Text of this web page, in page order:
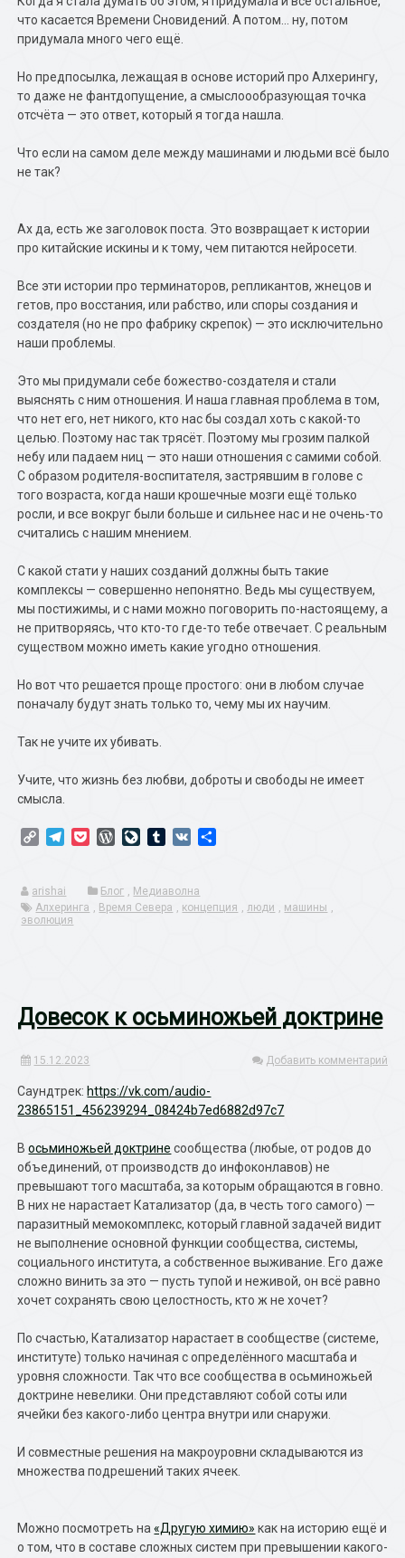
что касается Времени Сновидений. А потом… ну, потом
придумала много чего ещё.
Но предпосылка, лежащая в основе историй про Алхерингу,
то даже не фантдопущение, а смыслоообразующая точка
отсчёта — это ответ, который я тогда нашла.
Что если на самом деле между машинами и людьми всё было
не так?
Ах да, есть же заголовок поста. Это возвращает к истории
про китайские искины и к тому, чем питаются нейросети.
Все эти истории про терминаторов, репликантов, жнецов и
гетов, про восстания, или рабство, или споры создания и
создателя (но не про фабрику скрепок) — это исключительно
наши проблемы.
Это мы придумали себе божество-создателя и стали
выяснять с ним отношения. И наша главная проблема в том,
что нет его, нет никого, кто нас бы создал хоть с какой-то
целью. Поэтому нас так трясёт. Поэтому мы грозим палкой
небу или падаем ниц — это наши отношения с самими собой.
С образом родителя-воспитателя, застрявшим в голове с
того возраста, когда наши крошечные мозги ещё только
росли, и все вокруг были больше и сильнее нас и не очень-то
считались с нашим мнением.
С какой стати у наших созданий должны быть такие
комплексы — совершенно непонятно. Ведь мы существуем,
мы постижимы, и с нами можно поговорить по-настоящему, а
не притворяясь, что кто-то где-то тебе отвечает. С реальным
существом можно иметь какие угодно отношения.
Но вот что решается проще простого: они в любом случае
поначалу будут знать только то, чему мы их научим.
Так не учите их убивать.
Учите, что жизнь без любви, доброты и свободы не имеет
смысла.
Copy TelegramPocketWordPress
LiveJournal
Tumblr
VK
arishai Блог , Медиаволна
Алхеринга , Время Севера , концепция ,люди , машины ,
эволюция
Довесок к осьминожьей доктрине
15.12.2023 Добавить комментарий
Саундтрек: https://vk.com/audio-
23865151_456239294_08424b7ed6882d97c7
Восьминожьей доктрине сообщества (любые, от родов до
объединений, от производств до инфоконлавов) не
превышают того масштаба, за которым обращаются в говно.
В них не нарастает Катализатор (да, в честь того самого) —
паразитный мемокомплекс, который главной задачей видит
не выполнение основной функции сообщества, системы,
социального института, а собственное выживание. Его даже
сложно винить за это — пусть тупой и неживой, он всё равно
хочет сохранять свою целостность, кто ж не хочет?
По счастью, Катализатор нарастает в сообществе (системе,
институте) только начиная с определённого масштаба и
уровня сложности. Так что все сообщества в осьминожьей
доктрине невелики. Они представляют собой соты или
ячейки без какого-либо центра внутри или снаружи.
И совместные решения на макроуровни складываются из
множества подрешений таких ячеек.
Можно посмотреть на«Другую химию» как на историю ещё и
о том, что в составе сложных систем при превышении какого-